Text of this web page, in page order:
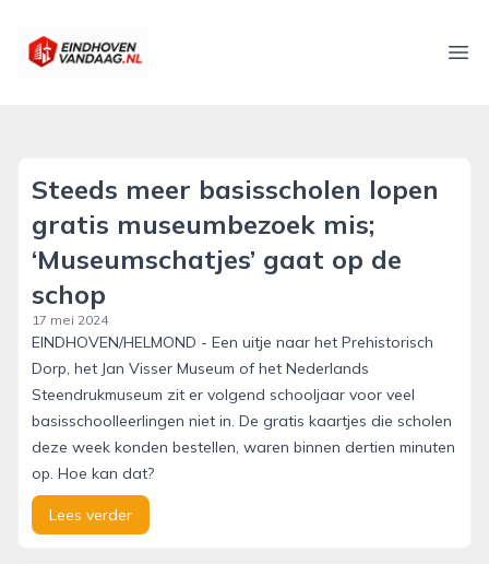
eindhovenvandaag.nl
Steeds meer basisscholen lopen
gratis museumbezoek mis;
‘Museumschatjes’ gaat op de
schop
17 mei 2024
EINDHOVEN/HELMOND - Een uitje naar het Prehistorisch
Dorp, het Jan Visser Museum of het Nederlands
Steendrukmuseum zit er volgend schooljaar voor veel
basisschoolleerlingen niet in. De gratis kaartjes die scholen
deze week konden bestellen, waren binnen dertien minuten
op. Hoe kan dat?
Lees verder